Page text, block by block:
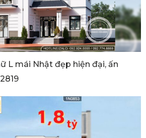
L mái Nhật đẹp hiện đại, ấn